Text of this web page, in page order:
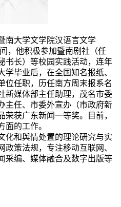
南大学文学院汉语言文学
，他积极参加暨南剧社（任
书长）等校园实践活动，连年
毕业后，在全国知名报纸、
位任职，历任南方周末报系名
新媒体部主任助理，茂名市委
主任、市委外宣办（市政府新
获广东新闻一等奖。目前，
面的工作。
化和舆情处置的理论研究与实
策法规，专注移动互联网、
采编、媒体融合及数字出版等